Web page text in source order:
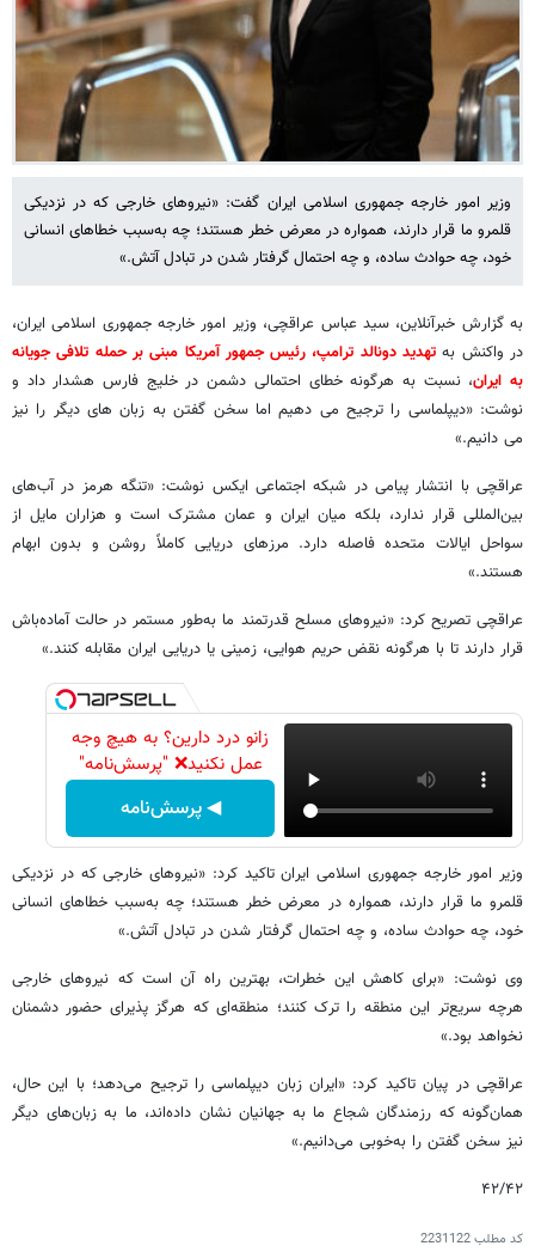
وزیر امور خارجه جمهوری اسلامی ایران گفت: «نیروهای خارجی که در نزدیکی
قلمرو ما قرار دارند، همواره در معرض خطر هستند؛ چه به‌سبب خطاهای انسانی
خود، چه حوادث ساده، و چه احتمال گرفتار شدن در تبادل آتش.»
به گزارش خبرآنلاین، سید عباس عراقچی، وزیر امور خارجه جمهوری اسلامی ایران،
در واکنش به تهدید دونالد ترامپ، رئیس جمهور آمریکا مبنی بر حمله تلافی جویانه
به ایران، نسبت به هرگونه خطای احتمالی دشمن در خلیج فارس هشدار داد و
نوشت: «دیپلماسی را ترجیح می دهیم اما سخن گفتن به زبان های دیگر را نیز
می دانیم.»
عراقچی با انتشار پیامی در شبکه اجتماعی ایکس نوشت: «تنگه هرمز در آب‌های
بین‌المللی قرار ندارد، بلکه میان ایران و عمان مشترک است و هزاران مایل از
سواحل ایالات متحده فاصله دارد. مرزهای دریایی کاملاً روشن و بدون ابهام
هستند.»
عراقچی تصریح کرد: «نیروهای مسلح قدرتمند ما به‌طور مستمر در حالت آماده‌باش
قرار دارند تا با هرگونه نقض حریم هوایی، زمینی یا دریایی ایران مقابله کنند.»
زانو درد دارین؟ به هیچ وجه
عمل نکنید❌ "پرسش‌نامه"
◀ پرسش‌نامه
وزیر امور خارجه جمهوری اسلامی ایران تاکید کرد: «نیروهای خارجی که در نزدیکی
قلمرو ما قرار دارند، همواره در معرض خطر هستند؛ چه به‌سبب خطاهای انسانی
خود، چه حوادث ساده، و چه احتمال گرفتار شدن در تبادل آتش.»
وی نوشت: «برای کاهش این خطرات، بهترین راه آن است که نیروهای خارجی
هرچه سریع‌تر این منطقه را ترک کنند؛ منطقه‌ای که هرگز پذیرای حضور دشمنان
نخواهد بود.»
عراقچی در پیان تاکید کرد: «ایران زبان دیپلماسی را ترجیح می‌دهد؛ با این حال،
همان‌گونه که رزمندگان شجاع ما به جهانیان نشان داده‌اند، ما به زبان‌های دیگر
نیز سخن گفتن را به‌خوبی می‌دانیم.»
۴۲/۴۲
کد مطلب2231122